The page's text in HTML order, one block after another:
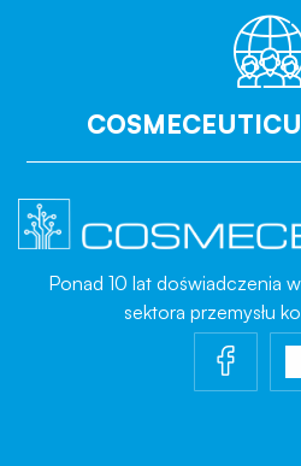
Ponad 10 lat doświadczenia
sektora przemysłu